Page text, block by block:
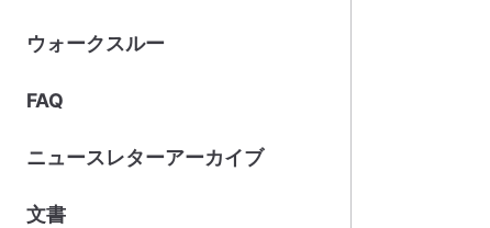
ウォークスルー
FAQ
ニュースレターアーカイブ
文書